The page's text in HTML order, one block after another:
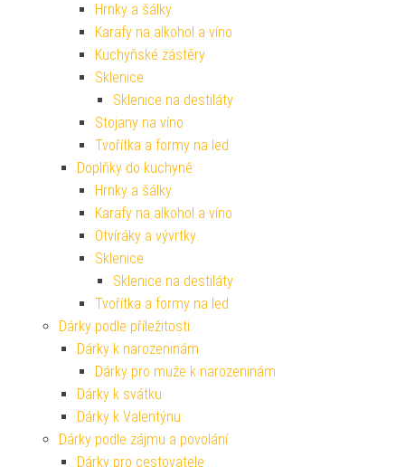
Hrnky a šálky
Karafy na alkohol a víno
Kuchyňské zástěry
Sklenice
Sklenice na destiláty
Stojany na víno
Tvořítka a formy na led
Doplňky do kuchyně
Hrnky a šálky
Karafy na alkohol a víno
Otvíráky a vývrtky
Sklenice
Sklenice na destiláty
Tvořítka a formy na led
Dárky podle příležitosti
Dárky k narozeninám
Dárky pro muže k narozeninám
Dárky k svátku
Dárky k Valentýnu
Dárky podle zájmu a povolání
Dárky pro cestovatele